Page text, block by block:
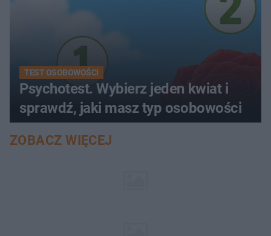
TEST OSOBOWOŚCI
Psychotest. Wybierz jeden kwiat i
sprawdź, jaki masz typ osobowości
ZOBACZ WIĘCEJ